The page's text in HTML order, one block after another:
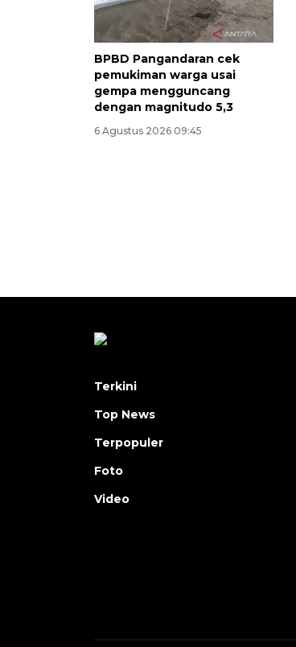
BPBD Pangandaran cek
pemukiman warga usai
gempa mengguncang
dengan magnitudo 5,3
6 Agustus 2026 09:45
Terkini
Top News
Terpopuler
Foto
Video